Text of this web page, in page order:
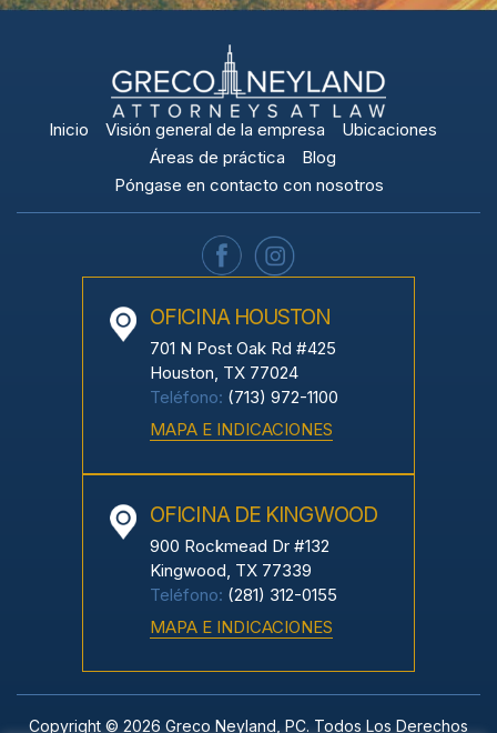
Inicio Visión general de la empresa
Ubicaciones
Áreas de práctica
Blog
Póngase en contacto con nosotros
OFICINA HOUSTON
701 N Post Oak Rd #425
Houston, TX 77024
Teléfono: (713) 972-1100
MAPA E INDICACIONES
OFICINA DE KINGWOOD
900 Rockmead Dr #132
Kingwood, TX 77339
Teléfono: (281) 312-0155
MAPA E INDICACIONES
Copyright © 2026 Greco Neyland, PC. Todos Los Derechos